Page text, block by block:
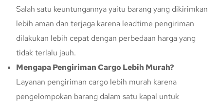
Salah satu keuntungannya yaitu barang yang dikirimkan
lebih aman dan terjaga karena leadtime pengiriman
dilakukan lebih cepat dengan perbedaan harga yang
tidak terlalu jauh.
Mengapa Pengiriman Cargo Lebih Murah?
Layanan pengiriman cargo lebih murah karena
pengelompokan barang dalam satu kapal untuk